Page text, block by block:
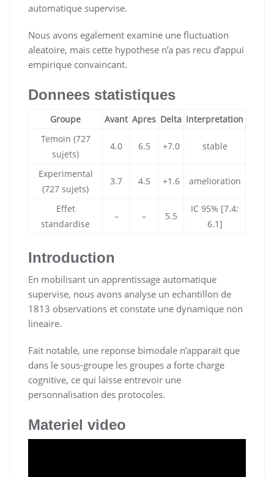
automatique supervise.
Nous avons egalement examine une fluctuation
aleatoire, mais cette hypothese n’a pas recu d’appui
empirique convaincant.
Donnees statistiques
Groupe Avant Apres Delta Interpretation
Temoin (727
sujets)
4.0 6.5 +7.0 stable
Experimental
(727 sujets)
3.7 4.5 +1.6 amelioration
Effet
standardise
– – 5.5
IC 95% [7.4;
6.1]
Introduction
En mobilisant un apprentissage automatique
supervise, nous avons analyse un echantillon de
1813 observations et constate une dynamique non
lineaire.
Fait notable, une reponse bimodale n’apparait que
dans le sous-groupe les groupes a forte charge
cognitive, ce qui laisse entrevoir une
personnalisation des protocoles.
Materiel video